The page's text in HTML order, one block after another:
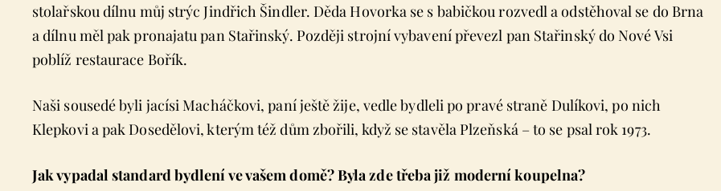
stolařskou dílnu můj strýc Jindřich Šindler. Děda Hovorka se s babičkou rozvedl a odstěhoval se do Brna
a dílnu měl pak pronajatu pan Stařinský. Později strojní vybavení převezl pan Stařinský do Nové Vsi
poblíž restaurace Bořík.
Naši sousedé byli jacísi Macháčkovi, paní ještě žije, vedle bydleli po pravé straně Dulíkovi, po nich
Klepkovi a pak Dosedělovi, kterým též dům zbořili, když se stavěla Plzeňská – to se psal rok 1973.
Jak vypadal standard bydlení ve vašem domě? Byla zde třeba již moderní koupelna?